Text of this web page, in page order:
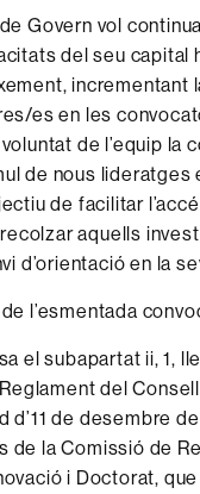
Govern vol
del seu capital
incrementant
es en les
de l’equip la
de nous lideratges
de facilitar
aquells
d’orientació en la
l’esmentada
el subapartat ii, 1,
del
d’11 de desembre
de la Comissió de
i Doctorat,